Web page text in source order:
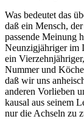
Was bedeutet das
daß ein Mensch,
passende Meinung
Neunzigjähriger im
ein
Nummer und
daß wir uns
anderen Vorlieben
kausal aus seinem
nur die Achseln zu